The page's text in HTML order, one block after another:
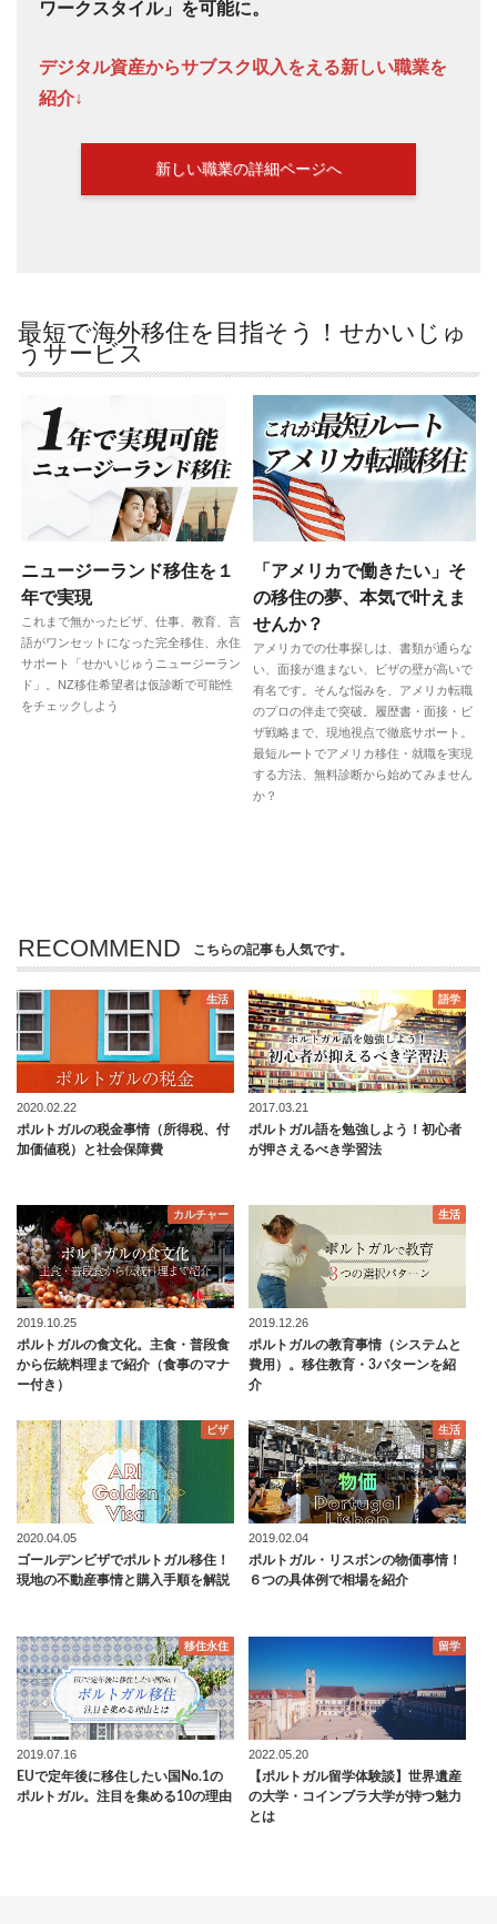
ワークスタイル」を可能に。
デジタル資産からサブスク収入をえる新しい職業を
紹介↓
新しい職業の詳細ページへ
最短で海外移住を目指そう！せかいじゅ
うサービス
ニュージーランド移住を１
年で実現
これまで無かったビザ、仕事、教育、言
語がワンセットになった完全移住、永住
サポート「せかいじゅうニュージーラン
ド」。NZ移住希望者は仮診断で可能性
をチェックしよう
「アメリカで働きたい」そ
の移住の夢、本気で叶えま
せんか？
アメリカでの仕事探しは、書類が通らな
い、面接が進まない、ビザの壁が高いで
有名です。そんな悩みを、アメリカ転職
のプロの伴走で突破。履歴書・面接・ビ
ザ戦略まで、現地視点で徹底サポート。
最短ルートでアメリカ移住・就職を実現
する方法、無料診断から始めてみません
か？
RECOMMEND こちらの記事も人気です。
生活
2020.02.22
ポルトガルの税金事情（所得税、付
加価値税）と社会保障費
語学
2017.03.21
ポルトガル語を勉強しよう！初心者
が押さえるべき学習法
カルチャー
2019.10.25
ポルトガルの食文化。主食・普段食
から伝統料理まで紹介（食事のマナ
ー付き）
生活
2019.12.26
ポルトガルの教育事情（システムと
費用）。移住教育・3パターンを紹
介
ビザ
2020.04.05
ゴールデンビザでポルトガル移住！
現地の不動産事情と購入手順を解説
生活
2019.02.04
ポルトガル・リスボンの物価事情！
６つの具体例で相場を紹介
移住永住
2019.07.16
EUで定年後に移住したい国No.1の
ポルトガル。注目を集める10の理由
留学
2022.05.20
【ポルトガル留学体験談】世界遺産
の大学・コインブラ大学が持つ魅力
とは